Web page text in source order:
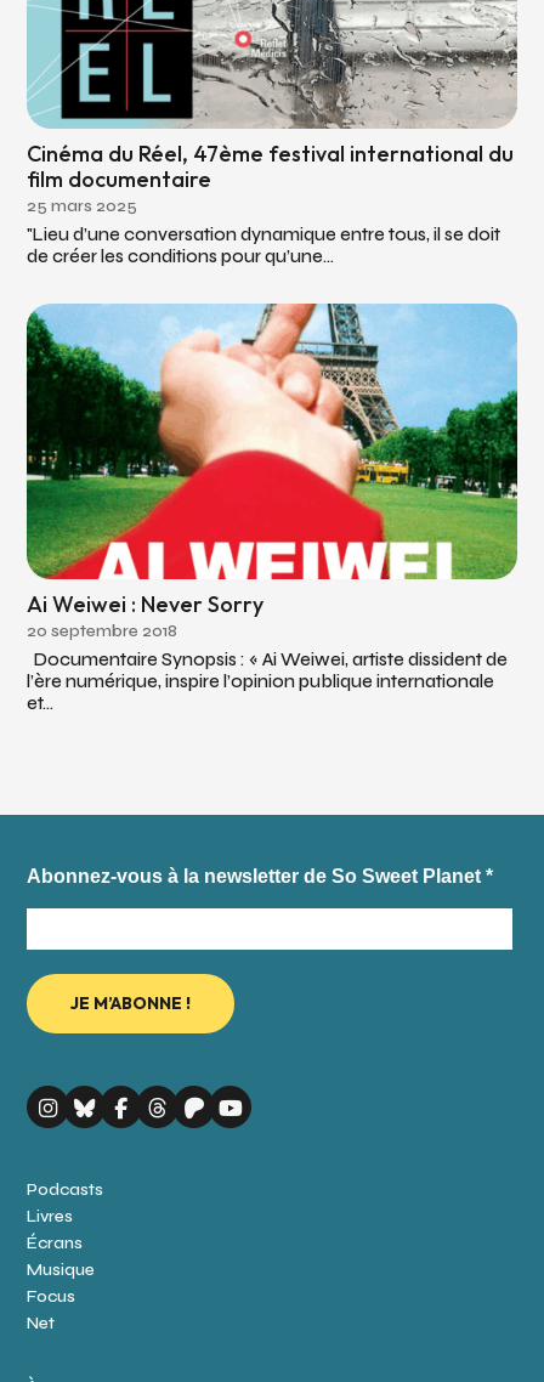
Cinéma du Réel, 47ème festival international du
film documentaire
25 mars 2025
"Lieu d’une conversation dynamique entre tous, il se doit
de créer les conditions pour qu’une...
Ai Weiwei : Never Sorry
20 septembre 2018
Documentaire Synopsis : « Ai Weiwei, artiste dissident de
l’ère numérique, inspire l’opinion publique internationale
et...
Abonnez-vous à la newsletter de So Sweet Planet*
Podcasts
Livres
Écrans
Musique
Focus
Net